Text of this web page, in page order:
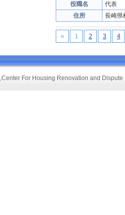
役職名
代表
住所
長崎
« 1 2 3 4
,Center For Housing Renovation and Dispute